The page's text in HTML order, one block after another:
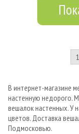
1
В интернет-магазине
настенную недорого.
вешалок настенных. У
цветов. Доставка
Подмосковью.